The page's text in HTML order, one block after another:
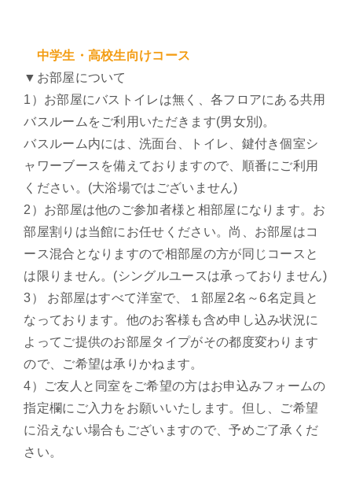
中学生・高校生向けコース
▼お部屋について
1）お部屋にバストイレは無く、各フロアにある共用
バスルームをご利用いただきます(男女別)。
バスルーム内には、洗面台、トイレ、鍵付き個室シ
ャワーブースを備えておりますので、順番にご利用
ください。(大浴場ではございません)
2）お部屋は他のご参加者様と相部屋になります。お
部屋割りは当館にお任せください。尚、お部屋はコ
ース混合となりますので相部屋の方が同じコースと
は限りません。(シングルユースは承っておりません)
3） お部屋はすべて洋室で、１部屋2名～6名定員と
なっております。他のお客様も含め申し込み状況に
よってご提供のお部屋タイプがその都度変わります
ので、ご希望は承りかねます。
4）ご友人と同室をご希望の方はお申込みフォームの
指定欄にご入力をお願いいたします。但し、ご希望
に沿えない場合もございますので、予めご了承くだ
さい。